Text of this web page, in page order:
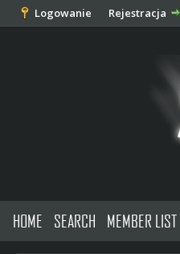
Logowanie Rejestracja
HOME SEARCH MEMBER LIST